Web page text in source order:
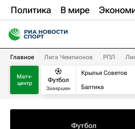
Политика В мире
Главное Лига Чемпионов РПЛ
Матч-
центр
Футбол
Завершен
Крылья Советов
Балтика
Футбол